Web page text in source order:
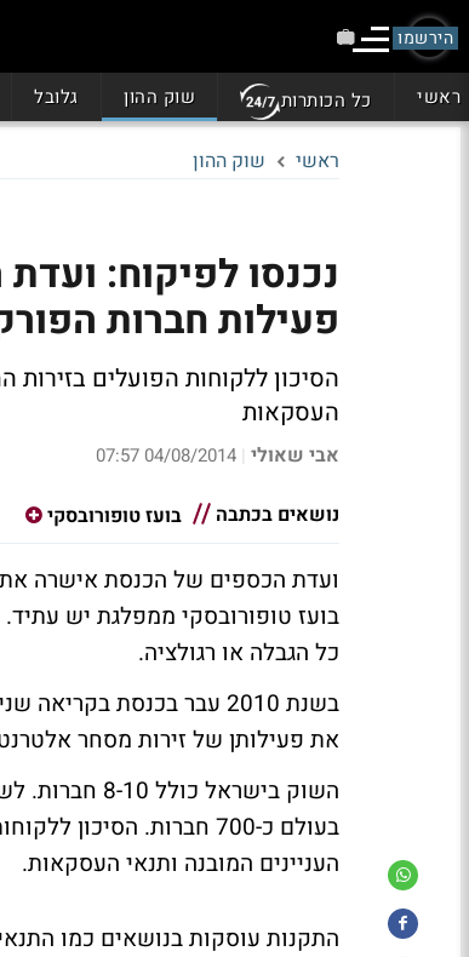
הירשמו
ראשי כל הכותרות שוק ההון גלובל
ראשי שוק ההון
נכנסו לפיקוח:
פעילות חברות
הסיכון ללקוחות הפועלים בזירות
העסקאות
אבי שאולי |
04/08/2014 07:57
נושאים בכתבה
בועז טופורובסקי
ועדת הכספים של הכנסת אישרה
בועז טופורובסקי ממפלגת יש
כל הגבלה או רגולציה.
את פעילותן של זירות מסחר
בעולם כ-700 חברות.
העניינים המובנה ותנאי העסקאות.
התקנות עוסקות בנושאים כמו